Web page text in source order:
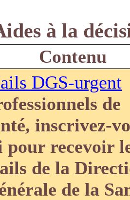
à la
Contenu
DGS-urgent
de
inscrivez-
pour recevoir
de la
de la